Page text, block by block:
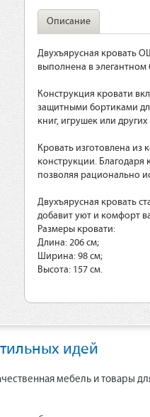
Описание
Двухъярусная кровать
выполнена в элегантном
Конструкция кровати
защитными бортиками
книг, игрушек или
Кровать изготовлена из
конструкции.
позволяя рационально
Двухъярусная кровать
добавит уют и комфорт
Размеры кровати:
Длина: 206 см;
Ширина: 98 см;
Высота: 157 см.
идей
мебель и товары